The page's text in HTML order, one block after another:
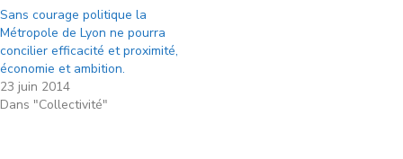
Sans courage politique la
Métropole de Lyon ne pourra
concilier efficacité et proximité,
économie et ambition.
23 juin 2014
Dans "Collectivité"